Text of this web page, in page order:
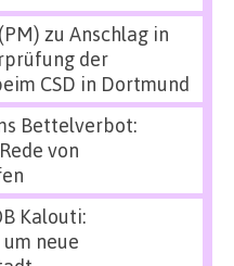
zu Anschlag in
der
CSD in Dortmund
Bettelverbot:
von
Kalouti:
neue